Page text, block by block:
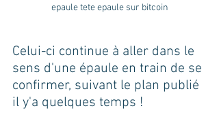
epaule tete epaule sur bitcoin
Celui-ci continue à aller dans le
sens d'une épaule en train de se
confirmer, suivant le plan publié
il y'a quelques temps !